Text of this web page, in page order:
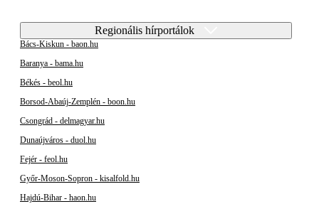
Regionális hírportálok
Bács-Kiskun - baon.hu
Baranya - bama.hu
Békés - beol.hu
Borsod-Abaúj-Zemplén - boon.hu
Csongrád - delmagyar.hu
Dunaújváros - duol.hu
Fejér - feol.hu
Győr-Moson-Sopron - kisalfold.hu
Hajdú-Bihar - haon.hu